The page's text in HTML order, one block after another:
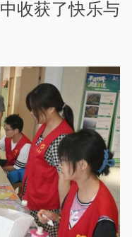
收获了快乐与